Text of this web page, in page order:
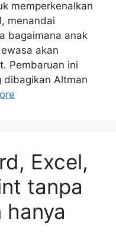
memperkenalkan
menandai
bagaimana anak
akan
Pembaruan ini
dibagikan Altman
Excel,
tanpa
hanya